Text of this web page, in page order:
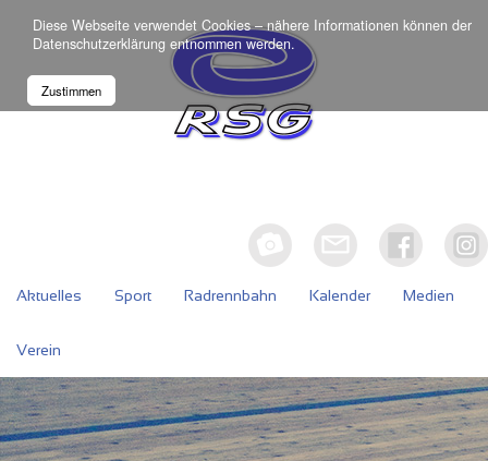
Diese Webseite verwendet Cookies – nähere Informationen können der
Datenschutzerklärung entnommen werden.
Zustimmen
Aktuelles Sport Radrennbahn Kalender Medien
Verein